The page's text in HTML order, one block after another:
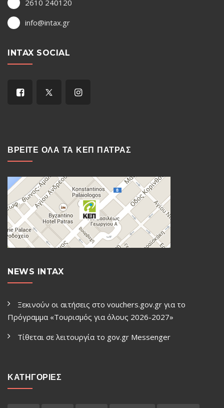
2610 240120
info@intax.gr
INTAX SOCIAL
ΒΡΕΙΤΕ ΟΛΑ ΤΑ ΚΕΠ ΠΑΤΡΑΣ
NEWS INTAX
Ξεκινούν οι αιτήσεις στο vouchers.gov.gr για το
Πρόγραμμα «Τουρισμός για όλους 2026-2027»
Τίθεται σε λειτουργία το gov.gr Μessenger
ΚΑΤΗΓΟΡΙΕΣ